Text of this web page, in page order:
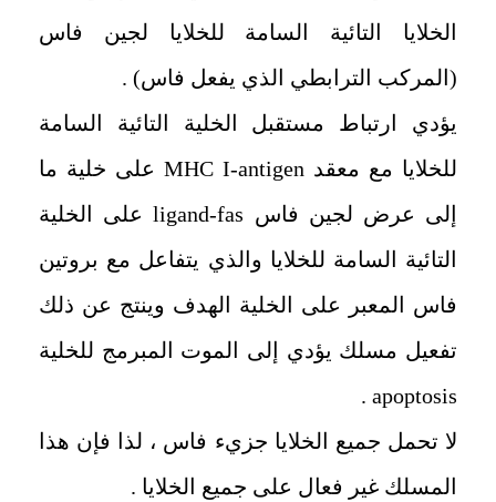
الخلايا التائية السامة للخلايا لجين فاس
(المركب الترابطي الذي يفعل فاس) .
‏يؤدي ارتباط مستقبل الخلية التائية السامة
للخلايا مع معقد antigen
-
MHC I على خلية ما
إلى عرض لجين فاس fas
-
ligandعلى الخلية
التائية السامة للخلايا والذي يتفاعل مع بروتين
فاس المعبر على الخلية الهدف وينتج عن ذلك
تفعيل مسلك يؤدي إلى الموت المبرمج للخلية
apoptosis
.
‏لا تحمل جميع الخلايا جزيء فاس ، لذا فإن هذا
المسلك غير فعال على جميع الخلايا .